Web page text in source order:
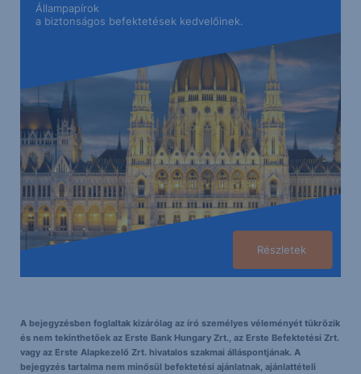
Állampapírok
a biztonságos befektetések kedvelőinek.
Részletek
A bejegyzésben foglaltak kizárólag az író személyes véleményét tükrözik
és nem tekinthetőek az Erste Bank Hungary Zrt., az Erste Befektetési Zrt.
vagy az Erste Alapkezelő Zrt. hivatalos szakmai álláspontjának. A
bejegyzés tartalma nem minősül befektetési ajánlatnak, ajánlattételi